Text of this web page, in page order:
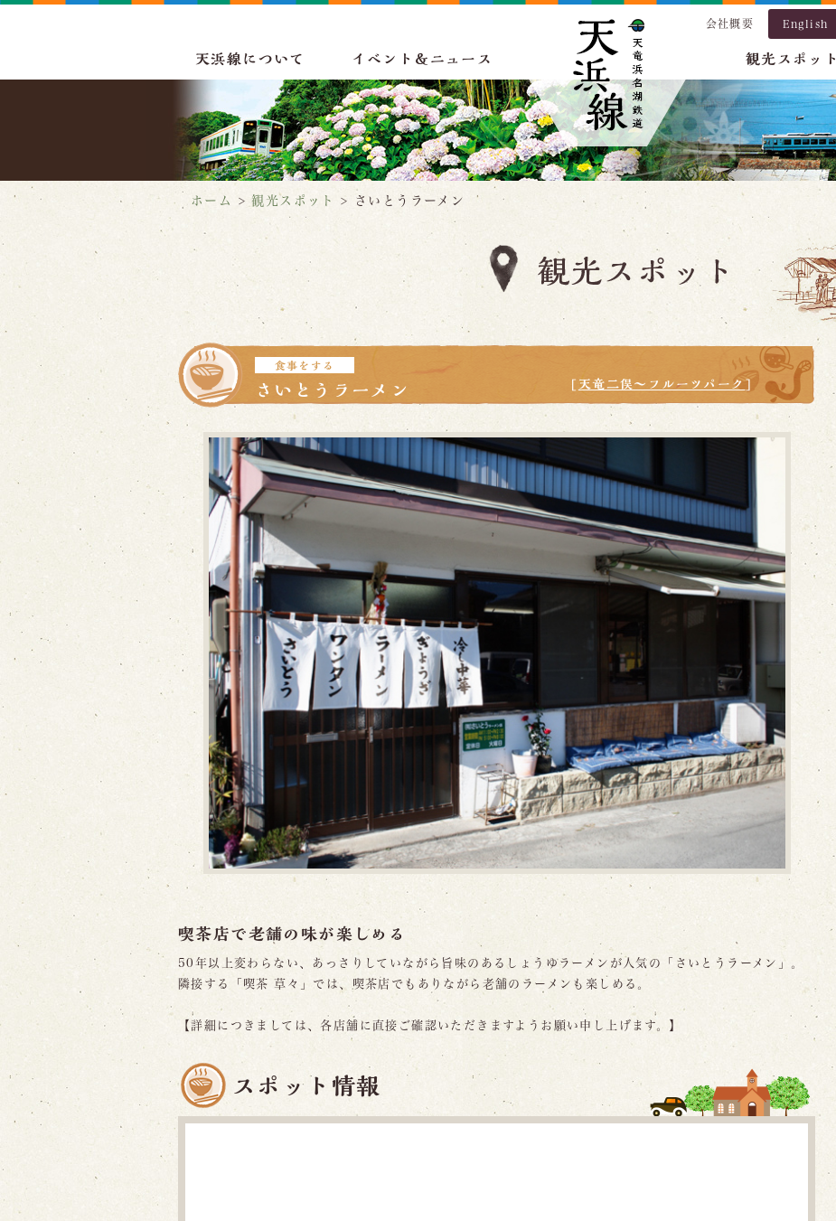
会社概要 English
天浜線について イベント＆ニュース 観光スポット
ホーム > 観光スポット > さいとうラーメン
食事をする
さいとうラーメン [ 天竜二俣～フルーツパーク]
喫茶店で老舗の味が楽しめる
50年以上変わらない、あっさりしていながら旨味のあるしょうゆラーメンが人気の「さいとうラーメン」。
隣接する「喫茶 草々」では、喫茶店でもありながら老舗のラーメンも楽しめる。
【詳細につきましては、各店舗に直接ご確認いただきますようお願い申し上げます。】
スポット情報